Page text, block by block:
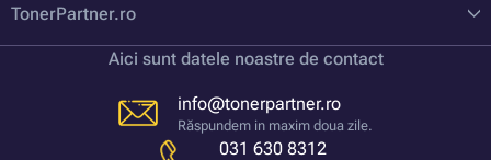
TonerPartner.ro
Aici sunt datele noastre de contact
info@tonerpartner.ro
Răspundem in maxim doua zile.
031 630 8312